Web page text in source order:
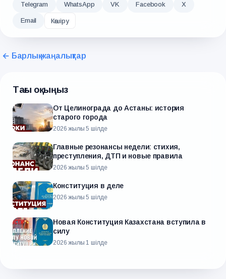
Telegram WhatsApp VK Facebook X
Email Көшіру
← Барлық жаңалықтар
Тағы оқыңыз
От Целинограда до Астаны: история
старого города
2026 жылғы 5 шілде
Главные резонансы недели: стихия,
преступления, ДТП и новые правила
2026 жылғы 5 шілде
Конституция в деле
2026 жылғы 5 шілде
Новая Конституция Казахстана вступила в
силу
2026 жылғы 1 шілде